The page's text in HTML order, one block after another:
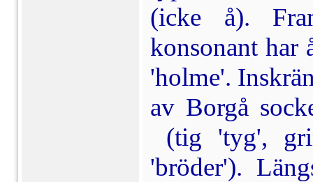
(icke å).
konsonant
'holme'.
av Borgå
(tig 'tyg',
'bröder').